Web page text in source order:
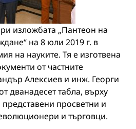
изложбата „Пантеон на
на 8 юли 2019 г. в
на науките. Тя е изготвена
от частните
Алексиев и инж. Георги
дванадесет табла, върху
просветни и
и търговци.